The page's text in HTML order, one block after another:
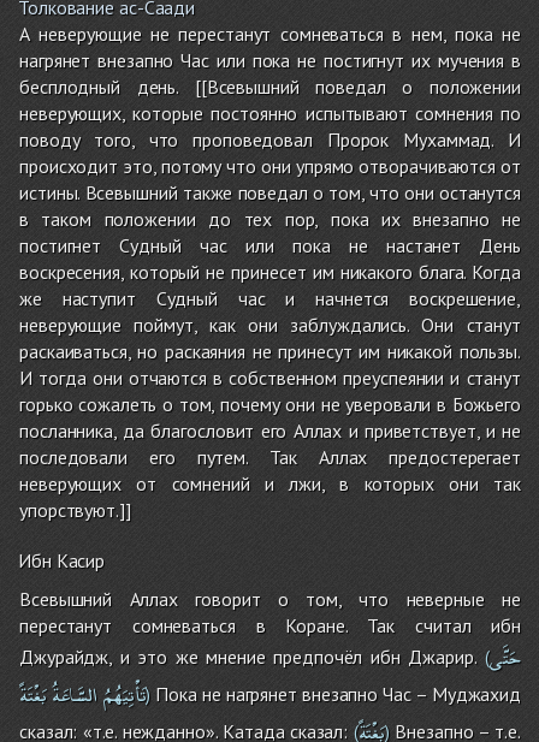
Толкование ас-Саади
А неверующие не перестанут сомневаться в нем, пока не
нагрянет внезапно Час или пока не постигнут их мучения в
бесплодный день. [[Всевышний поведал о положении
неверующих, которые постоянно испытывают сомнения по
поводу того, что проповедовал Пророк Мухаммад. И
происходит это, потому что они упрямо отворачиваются от
истины. Всевышний также поведал о том, что они останутся
в таком положении до тех пор, пока их внезапно не
постигнет Судный час или пока не настанет День
воскресения, который не принесет им никакого блага. Когда
же наступит Судный час и начнется воскрешение,
неверующие поймут, как они заблуждались. Они станут
раскаиваться, но раскаяния не принесут им никакой пользы.
И тогда они отчаются в собственном преуспеянии и станут
горько сожалеть о том, почему они не уверовали в Божьего
посланника, да благословит его Аллах и приветствует, и не
последовали его путем. Так Аллах предостерегает
неверующих от сомнений и лжи, в которых они так
упорствуют.]]
Ибн Касир
Всевышний Аллах говорит о том, что неверные не
перестанут сомневаться в Коране. Так считал ибн
Джурайдж, и это же мнение предпочёл ибн Джарир. (حَتَّى
تَأْتِيَهُمُالسَّاعَةُبَغْتَةً ) Пока не нагрянет внезапно Час – Муджахид
сказал: «т.е. нежданно». Катада сказал: (بَغْتَةً) Внезапно – т.е.